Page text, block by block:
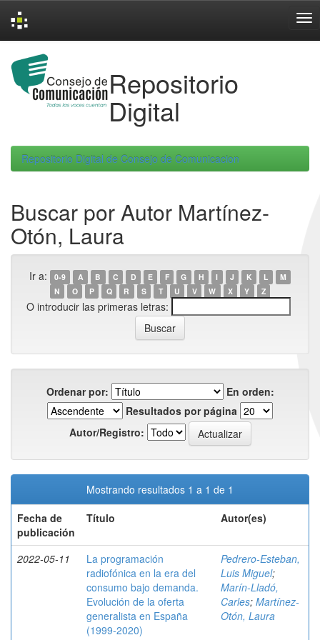
navigation
Repositorio
Digital
Repositorio Digital de Consejo de Comunicacion
Buscar por Autor Martínez-
Otón, Laura
Ir a: 0-9 A B C D E F G H I J K L
M
N
O P Q R S T U V W X Y Z
O introducir las primeras letras:
Ordenar por:
En orden:
Resultados por página
Autor/Registro:
Mostrando resultados 1 a 1 de 1
Fecha de
publicación
Título Autor(es)
2022-05-11
La programación
radiofónica en la era del
consumo bajo demanda.
Evolución de la oferta
generalista en España
(1999-2020)
Pedrero-Esteban,
Luis Miguel;
Marín-Lladó,
Carles; Martínez-
Otón, Laura